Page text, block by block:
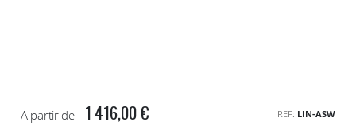
A partir de 1 416,00 € REF LIN-ASW